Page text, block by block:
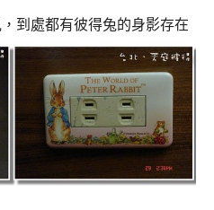
到處都有彼得兔的身影存在